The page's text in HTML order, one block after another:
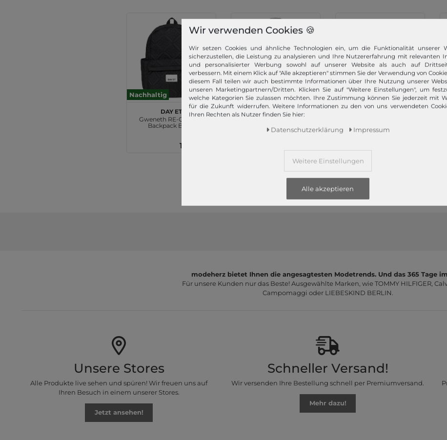
Nachhaltig
DAY ET
Gweneth RE-Q Flotile
Backpack Black
115,00 €
DAY ET
Moon Rock
Nachhaltig
DAY ET
1 2
modeherz bietet Ihnen die angesagtesten Modetrends. Und das 365 Tage
Für unsere Kunden nur das Beste! Ausgewählte Marken, wie TOMMY HILFIGER,
Campomaggi oder LIEBESKIND BERLIN.
Unsere Stores
Alle Produkte live sehen und spüren! Wir freuen uns auf
Ihren Besuch in einem unserer Stores.
Jetzt ansehen!
Schneller Versand!
Wir versenden Ihre Bestellung schnell per Premiumversand.
Mehr dazu!
Wir verwenden Cookies 🍪
Wir setzen Cookies und ähnliche Technologien ein, um die Funktionalität unserer
sicherzustellen, die Leistung zu analysieren und Ihre Nutzererfahrung mit relevanten
und personalisierter Werbung sowohl auf unserer Website als auch auf
verbessern. Mit einem Klick auf "Alle akzeptieren" stimmen Sie der Verwendung von
diesem Fall teilen wir auch bestimmte Informationen über Ihre Nutzung unserer
unseren Marketingpartnern/Dritten. Klicken Sie auf "Weitere Einstellungen", um
welche Kategorien Sie zulassen möchten. Ihre Zustimmung können Sie jederzeit mit
für die Zukunft widerrufen. Weitere Informationen zu den von uns verwendeten
Ihren Rechten als Nutzer finden Sie hier:
Daten­schutz­erklärung Impressum
Weitere Einstellungen
Alle akzeptieren